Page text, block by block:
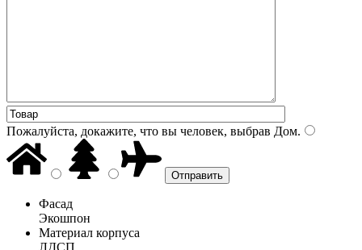
Пожалуйста, докажите, что вы человек, выбрав Дом.
Фасад
Экошпон
Материал корпуса
ЛДСП